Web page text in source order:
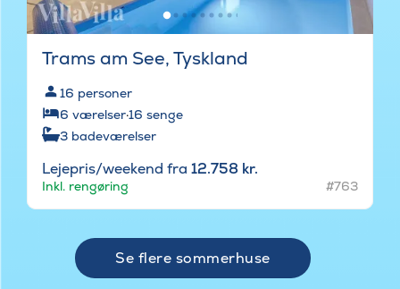
Trams am See, Tyskland
16 personer
6 værelser·16 senge
3 badeværelser
Lejepris/weekend fra 12.758 kr.
Inkl. rengøring #763
Se flere sommerhuse